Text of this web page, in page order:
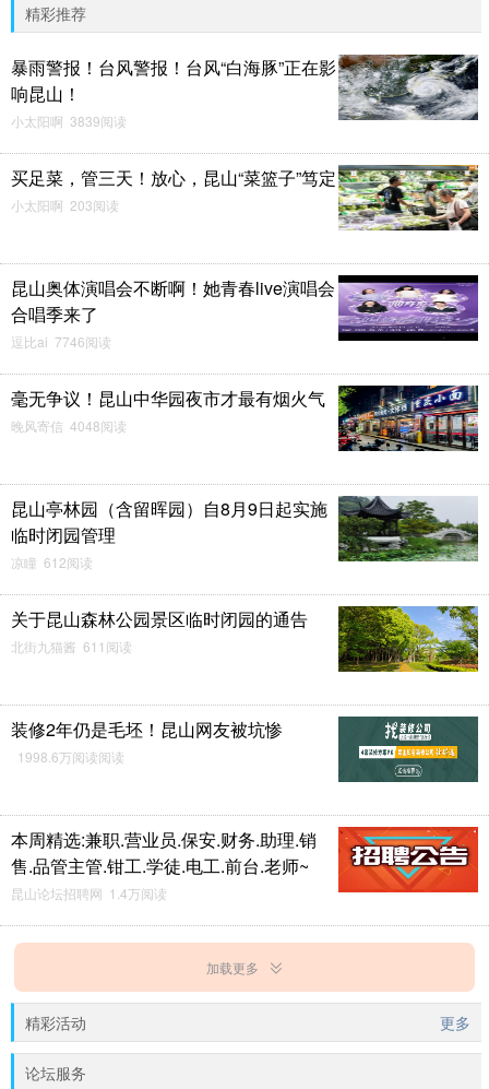
精彩推荐
暴雨警报！台风警报！台风“白海豚”正在影
响昆山！
小太阳啊 3839阅读
买足菜，管三天！放心，昆山“菜篮子”笃定
小太阳啊 203阅读
昆山奥体演唱会不断啊！她青春live演唱会
合唱季来了
逗比ai 7746阅读
毫无争议！昆山中华园夜市才最有烟火气
晚风寄信 4048阅读
昆山亭林园（含留晖园）自8月9日起实施
临时闭园管理
凉瞳 612阅读
关于昆山森林公园景区临时闭园的通告
北街九猫酱 611阅读
装修2年仍是毛坯！昆山网友被坑惨
1998.6万阅读阅读
本周精选:兼职.营业员.保安.财务.助理.销
售.品管主管.钳工.学徒.电工.前台.老师~
昆山论坛招聘网 1.4万阅读
加载更多
精彩活动 更多
论坛服务